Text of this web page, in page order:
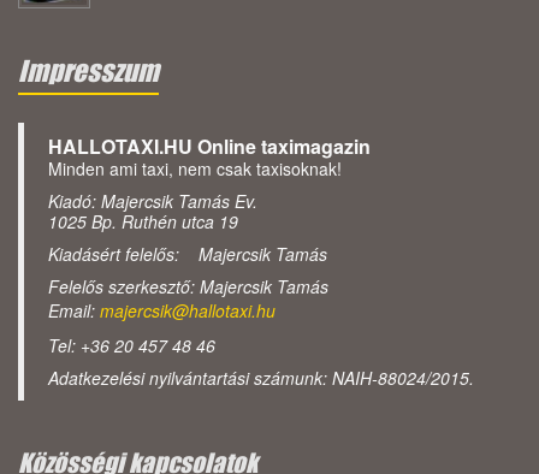
Impresszum
HALLOTAXI.HU Online taximagazin
Minden ami taxi, nem csak taxisoknak!
Kiadó: Majercsik Tamás Ev.
1025 Bp. Ruthén utca 19
Kiadásért felelős: Majercsik Tamás
Felelős szerkesztő: Majercsik Tamás
Email: majercsik@hallotaxi.hu
Tel: +36 20 457 48 46
Adatkezelési nyilvántartási számunk: NAIH-88024/2015.
Közösségi kapcsolatok